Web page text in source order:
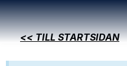
<< TILL STARTSIDAN